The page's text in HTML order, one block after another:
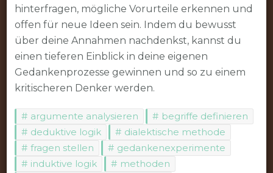
hinterfragen, mögliche Vorurteile erkennen und
offen für neue Ideen sein. Indem du bewusst
über deine Annahmen nachdenkst, kannst du
einen tieferen Einblick in deine eigenen
Gedankenprozesse gewinnen und so zu einem
kritischeren Denker werden.
argumente analysieren
begriffe definieren
deduktive logik
dialektische methode
fragen stellen
gedankenexperimente
induktive logik
methoden